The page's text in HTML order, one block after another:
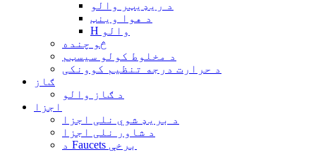
د ریډیټر والو
د هوا وینټ
H والو
څو چنده
د مخلوط کولو سیسټم
د حرارت درجه تنظیم کوونکی
ګاز
د ګاز والو
اجزا
د بريډ شوي نلی اجزا
د شاور نلی اجزا
د Faucets برخې